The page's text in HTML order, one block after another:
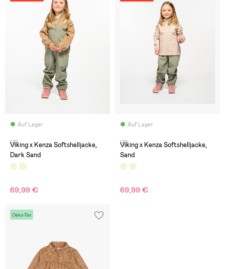
Auf Lager
(0)
Viking x Kenza Softshelljacke,
Dark Sand
69,99 €
Auf Lager
(0)
Viking x Kenza Softshelljacke,
Sand
69,99 €
Oeko-Tex